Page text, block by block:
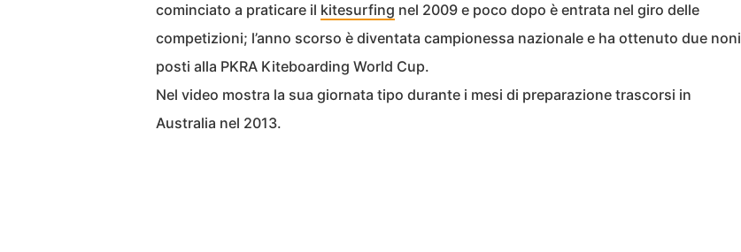
cominciato a praticare il kitesurfing nel 2009 e poco dopo è entrata nel giro delle
competizioni; l’anno scorso è diventata campionessa nazionale e ha ottenuto due noni
posti alla PKRA Kiteboarding World Cup.
Nel video mostra la sua giornata tipo durante i mesi di preparazione trascorsi in
Australia nel 2013.